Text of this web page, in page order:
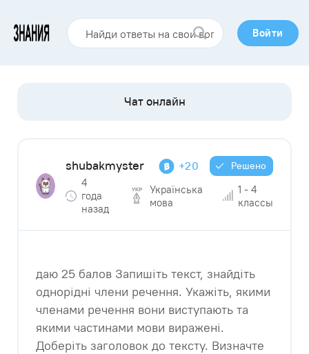
Войти
shubakmyster +20 Решено
4
года
назад
Українська
мова
1 - 4
классы
даю 25 балов Запишіть текст, знайдіть
однорідні члени речення. Укажіть, якими
членами речення вони виступають та
якими частинами мови виражені.
Доберіть заголовок до тексту. Визначте